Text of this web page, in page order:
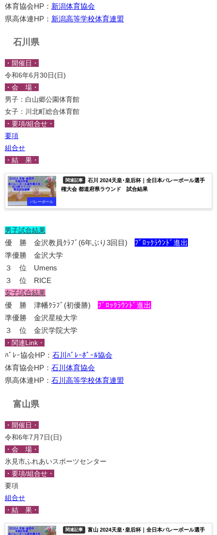
体育協会HP： 新潟体育協会
県高体連HP： 新潟高等学校体育連盟
石川県
・開催日・
令和6年6月30日(日)
・会 場・
男子：白山郷公園体育館
女子：川北町総合体育館
・要項/組合せ・
要項
組合せ
・結 果・
バレーボール
関連記事
石川 2024天皇･皇后杯｜全日本バレーボール選手
権大会 都道府県ラウンド 試合結果
男子試合結果
優 勝 金沢教員ｸﾗﾌﾞ(6年ぶり3回目) ﾌﾞﾛｯｸﾗｳﾝﾄﾞ進出
準優勝 金沢大学
３ 位 Umens
３ 位 RICE
女子試合結果
優 勝 津幡ｸﾗﾌﾞ(初優勝) ﾌﾞﾛｯｸﾗｳﾝﾄﾞ進出
準優勝 金沢星稜大学
３ 位 金沢学院大学
・関連Link・
ﾊﾞﾚｰ協会HP： 石川ﾊﾞﾚｰﾎﾞｰﾙ協会
体育協会HP： 石川体育協会
県高体連HP： 石川高等学校体育連盟
富山県
・開催日・
令和6年7月7日(日)
・会 場・
氷見市ふれあいスポーツセンター
・要項/組合せ・
要項
組合せ
・結 果・
関連記事
富山 2024天皇･皇后杯｜全日本バレーボール選手